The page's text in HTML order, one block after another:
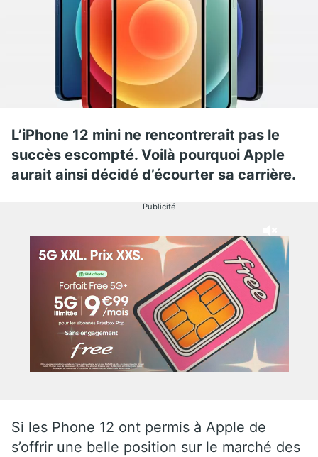
L’iPhone 12 mini ne rencontrerait pas le
succès escompté. Voilà pourquoi Apple
aurait ainsi décidé d’écourter sa carrière.
Publicité
Si les Phone 12 ont permis à Apple de
s’offrir une belle position sur le marché des